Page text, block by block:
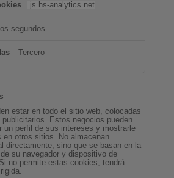
js.hs-analytics.net
segundos
Tercero
estar en todo el sitio web, colocadas
Estos negocios pueden
un perfil de sus intereses y mostrarle
en otros sitios. No almacenan
directamente, sino que se basan en la
su navegador y dispositivo de
no permite estas cookies, tendrá